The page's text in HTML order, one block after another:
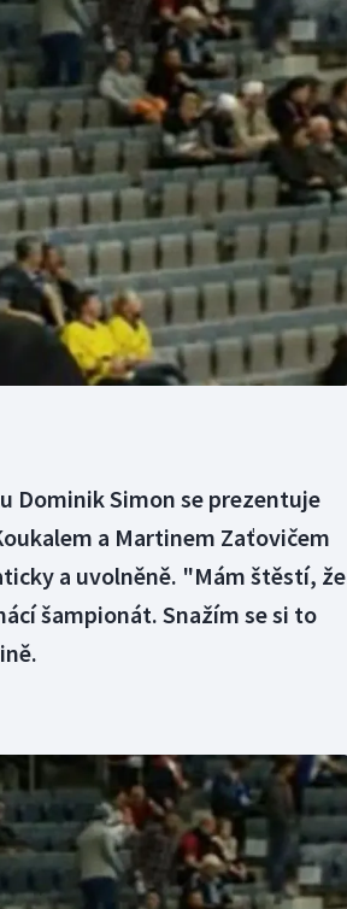
pětiboj
hry
volejbal
Triatlon
Veslování
Vodní slalom
Volejbal
Ostatní
Dominik Simon se prezentuje
a Martinem Zaťovičem
a uvolněně. "Mám štěstí, že
šampionát. Snažím se si to